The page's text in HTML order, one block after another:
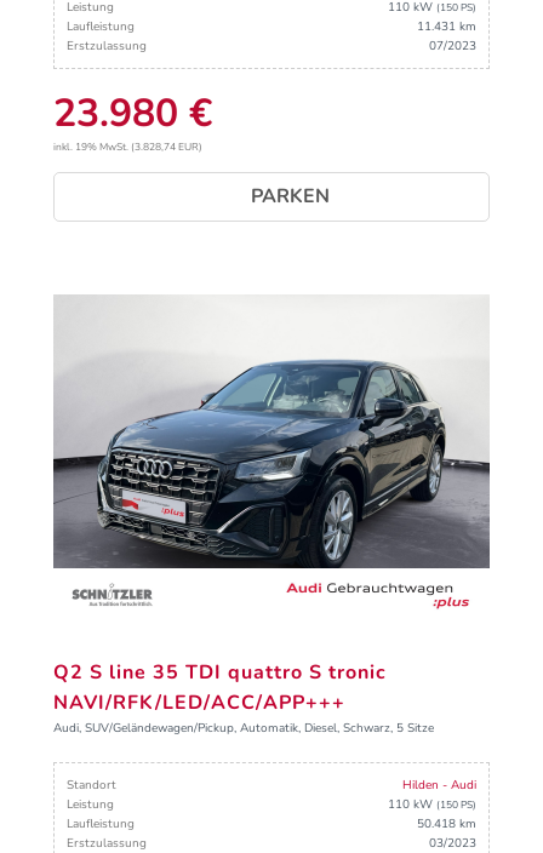
Leistung 110 kW (150 PS)
Laufleistung
11.431 km
Erstzulassung
07/2023
23.980 €
inkl. 19% MwSt. (3.828,74 EUR)
PARKEN
Q2 S line 35 TDI quattro S tronic
NAVI/RFK/LED/ACC/APP+++
Audi, SUV/Geländewagen/Pickup, Automatik, Diesel, Schwarz, 5 Sitze
Standort
Hilden - Audi
Leistung
110 kW (150 PS)
Laufleistung
50.418 km
Erstzulassung
03/2023